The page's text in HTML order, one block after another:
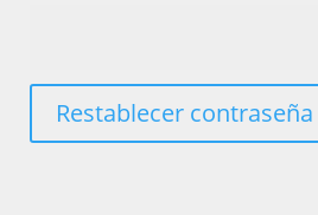
Restablecer contraseña